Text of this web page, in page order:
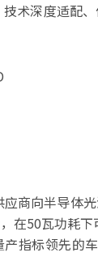
术深度适配
商向半导体
在50瓦功耗下
指标领先的